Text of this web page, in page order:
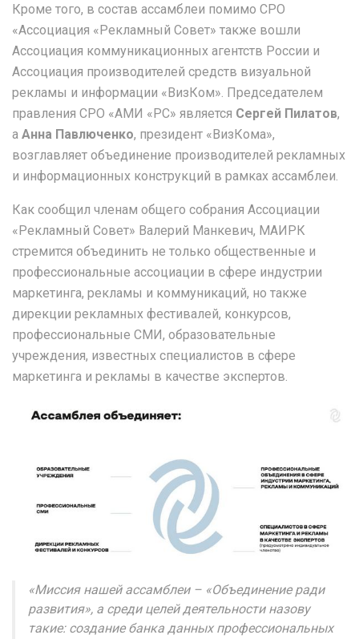
Кроме того, в состав ассамблеи помимо СРО
«Ассоциация «Рекламный Совет» также вошли
Ассоциация коммуникационных агентств России и
Ассоциация производителей средств визуальной
рекламы и информации «ВизКом». Председателем
правления СРО «АМИ «РС» является Сергей Пилатов,
а Анна Павлюченко, президент «ВизКома»,
возглавляет объединение производителей рекламных
и информационных конструкций в рамках ассамблеи.
Как сообщил членам общего собрания Ассоциации
«Рекламный Совет» Валерий Манкевич, МАИРК
стремится объединить не только общественные и
профессиональные ассоциации в сфере индустрии
маркетинга, рекламы и коммуникаций, но также
дирекции рекламных фестивалей, конкурсов,
профессиональные СМИ, образовательные
учреждения, известных специалистов в сфере
маркетинга и рекламы в качестве экспертов.
«Миссия нашей ассамблеи – «Объединение ради
развития», а среди целей деятельности назову
такие: создание банка данных профессиональных